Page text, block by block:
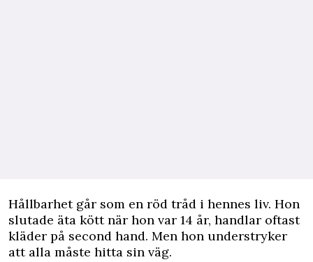
Hållbarhet går som en röd tråd i hennes liv. Hon
slutade äta kött när hon var 14 år, handlar oftast
kläder på second hand. Men hon understryker
att alla måste hitta sin väg.